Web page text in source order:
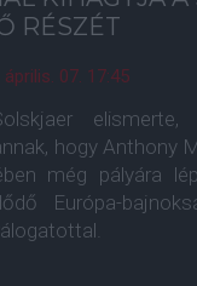
RÉSZÉT
április. 07. 17:45
hogy Anthony
még pályára
Európa-